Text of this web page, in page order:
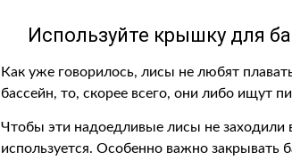
Используйте крышку для
Как уже говорилось, лисы не любят
бассейн, то, скорее всего, они либо ищут
Чтобы эти надоедливые лисы не заходили
используется. Особенно важно закрывать